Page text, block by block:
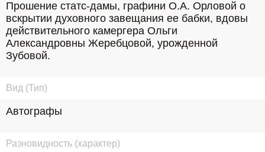
Прошение статс-дамы, графини О.А. Орловой о
вскрытии духовного завещания ее бабки, вдовы
действительного камергера Ольги
Александровны Жеребцовой, урожденной
Зубовой.
Вид (Тип)
Автографы
Разновидность (характер)